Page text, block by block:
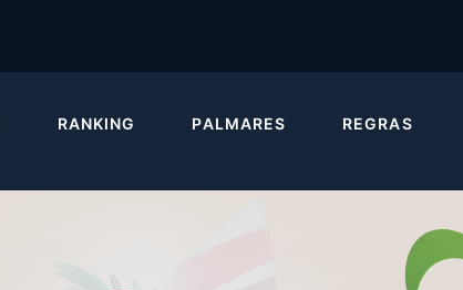
RANKING PALMARES REGRAS